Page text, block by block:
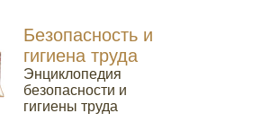
Безопасность и
гигиена труда
Энциклопедия
безопасности и
гигиены труда